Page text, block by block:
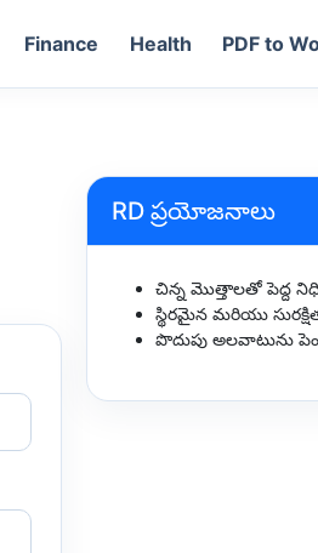
Finance Health PDF to
RD ప్రయోజనాలు
చిన్న మొత్తాలతో పెద్ద
స్థిరమైన మరియు
పొదుపు అలవాటును